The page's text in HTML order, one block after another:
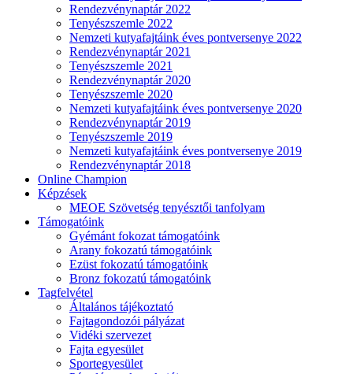
Rendezvénynaptár 2022
Tenyészszemle 2022
Nemzeti kutyafajtáink éves pontversenye 2022
Rendezvénynaptár 2021
Tenyészszemle 2021
Rendezvénynaptár 2020
Tenyészszemle 2020
Nemzeti kutyafajtáink éves pontversenye 2020
Rendezvénynaptár 2019
Tenyészszemle 2019
Nemzeti kutyafajtáink éves pontversenye 2019
Rendezvénynaptár 2018
Online Champion
Képzések
MEOE Szövetség tenyésztői tanfolyam
Támogatóink
Gyémánt fokozat támogatóink
Arany fokozatú támogatóink
Ezüst fokozatú támogatóink
Bronz fokozatú támogatóink
Tagfelvétel
Általános tájékoztató
Fajtagondozói pályázat
Vidéki szervezet
Fajta egyesület
Sportegyesület